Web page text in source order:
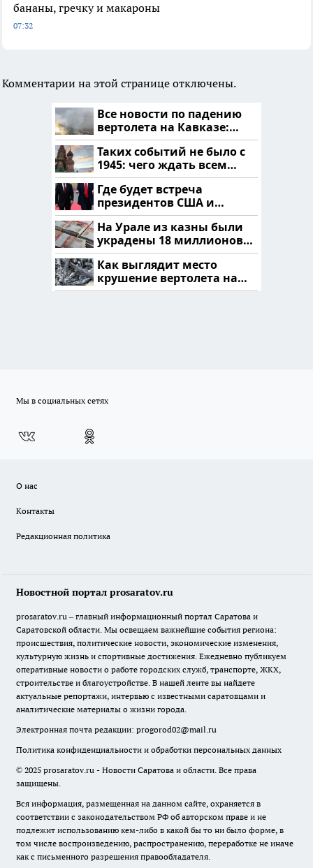
бананы, гречку и макароны
07:32
Комментарии на этой странице отключены.
Все новости по падению
вертолета на Кавказе:
читать здесь
Таких событий не было с
1945: чего ждать всем
нам?
Где будет встреча
президентов США и
России: Европа?
На Урале из казны были
украдены 18 миллионов
рублей
Как выглядит место
крушение вертолета на
Кавказе: смотреть
Мы в социальных сетях
О нас
Контакты
Редакционная политика
Новостной портал prosaratov.ru
prosaratov.ru – главный информационный портал Саратова и
Саратовской области. Мы освещаем важнейшие события региона:
происшествия, политические новости, экономические изменения,
культурную жизнь и спортивные достижения. Ежедневно публикуем
оперативные новости о работе городских служб, транспорте, ЖКХ,
строительстве и благоустройстве. В нашей ленте вы найдете
актуальные репортажи, интервью с известными саратовцами и
аналитические материалы о жизни города.
Электронная почта редакции: progorod02@mail.ru
Политика конфиденциальности и обработки персональных данных
© 2025 prosaratov.ru - Новости Саратова и области. Все права
защищены.
Вся информация, размещенная на данном сайте, охраняется в
соответствии с законодательством РФ об авторском праве и не
подлежит использованию кем-либо в какой бы то ни было форме, в
том числе воспроизведению, распространению, переработке не иначе
как с письменного разрешения правообладателя.